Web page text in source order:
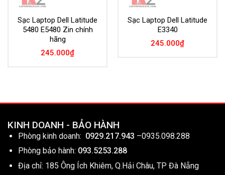
Sạc Laptop Dell Latitude
5480 E5480 Zin chính
hãng
245.000₫
Sạc Laptop Dell Latitude
E3340
245.000₫
KINH DOANH - BẢO HÀNH
Phòng kinh doanh: 0929.217.943 –0935.098.288
Phòng bảo hành: 093.5253.288
Địa chỉ: 185 Ông Ích Khiêm, Q.Hải Châu, TP Đà Nẵng